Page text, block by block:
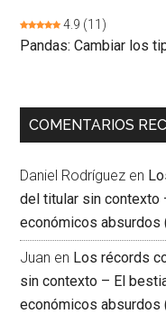
4.9 (11)
Pandas: Cambiar los
COMENTARIOS
Daniel Rodríguez en
del titular sin contexto
económicos absurdos
Juan en Los récords
sin contexto – El
económicos absurdos